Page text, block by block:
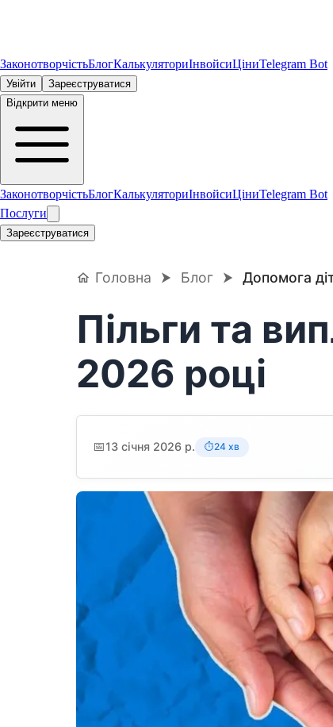
ЗаконотворчістьБлогКалькуляториІнвойсиЦіниTelegram Bot
Увійти
Зареєструватися
Відкрити меню
ЗаконотворчістьБлогКалькуляториІнвойсиЦіниTelegram Bot
Послуги
Зареєструватися
Головна ⮞ Блог ⮞ Допомога
Пільги та
2026 році
📅13 січня 2026 р. ⏱️24 хв